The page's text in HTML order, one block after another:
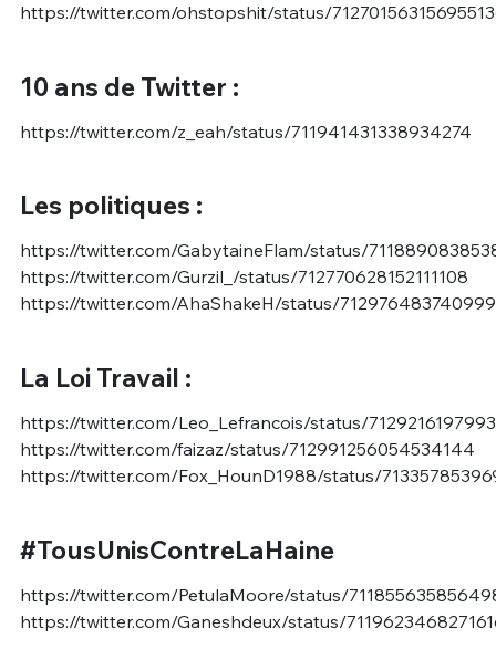
https://twitter.com/ohstopshit/status/
10 ans de Twitter :
https://twitter.com/z_eah/status/711941431338934274
Les politiques :
https://twitter.com/GabytaineFlam/status/
https://twitter.com/Gurzil_/status/712770628152111108
https://twitter.com/AhaShakeH/status/
La Loi Travail :
https://twitter.com/Leo_Lefrancois/status/
https://twitter.com/faizaz/status/712991256054534144
https://twitter.com/Fox_HounD1988/status/
#TousUnisContreLaHaine
https://twitter.com/PetulaMoore/status/
https://twitter.com/Ganeshdeux/status/